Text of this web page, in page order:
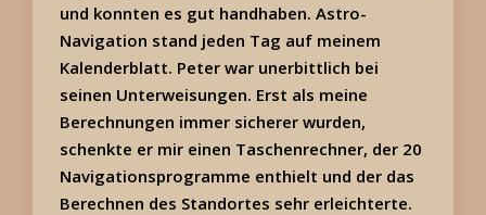
und konnten es gut handhaben. Astro-
Navigation stand jeden Tag auf meinem
Kalenderblatt. Peter war unerbittlich bei
seinen Unterweisungen. Erst als meine
Berechnungen immer sicherer wurden,
schenkte er mir einen Taschenrechner, der 20
Navigationsprogramme enthielt und der das
Berechnen des Standortes sehr erleichterte.